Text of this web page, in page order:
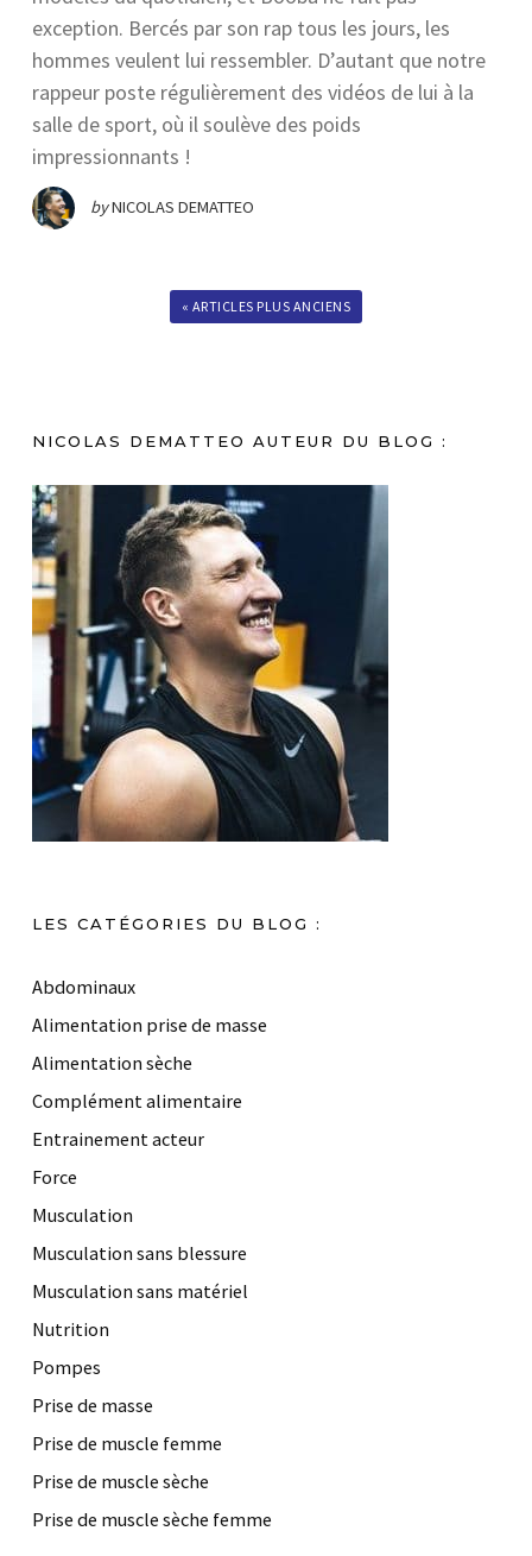
exception. Bercés par son rap tous les jours, les
hommes veulent lui ressembler. D’autant que notre
rappeur poste régulièrement des vidéos de lui à la
salle de sport, où il soulève des poids
impressionnants !
byNICOLAS DEMATTEO
« ARTICLES PLUS ANCIENS
NICOLAS DEMATTEO AUTEUR DU BLOG :
LES CATÉGORIES DU BLOG :
Abdominaux
Alimentation prise de masse
Alimentation sèche
Complément alimentaire
Entrainement acteur
Force
Musculation
Musculation sans blessure
Musculation sans matériel
Nutrition
Pompes
Prise de masse
Prise de muscle femme
Prise de muscle sèche
Prise de muscle sèche femme